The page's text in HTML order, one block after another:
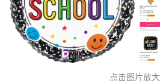
点击图片放大